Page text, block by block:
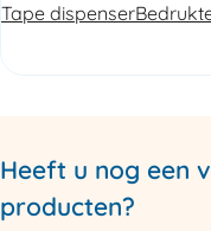
Tape dispenser
Heeft u nog een
producten?